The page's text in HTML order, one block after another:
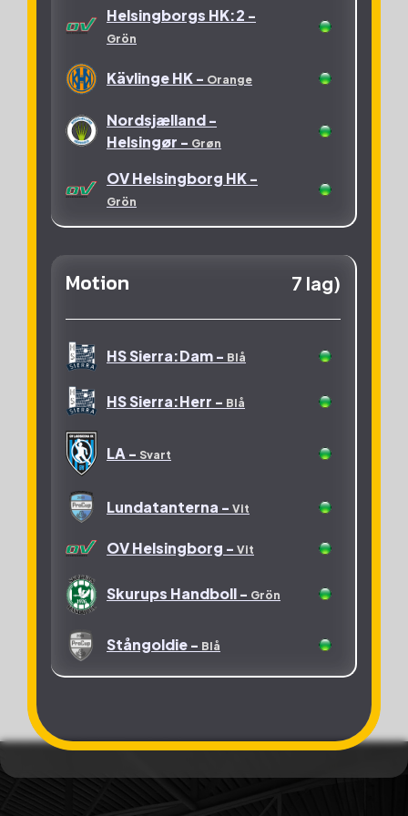
Välinge Innovation AB -
Västra Berga Skola -
Västras hjältar -
Öresundskraft:#17 -
Helsingborgs HK:2 -
Grön
Kävlinge HK - Orange
Nordsjælland -
Helsingør - Grøn
OV Helsingborg HK -
Grön
Motion 7 lag)
HS Sierra:Dam - Blå
HS Sierra:Herr - Blå
LA - Svart
Lundatanterna - Vit
OV Helsingborg - Vit
Skurups Handboll - Grön
Stångoldie - Blå